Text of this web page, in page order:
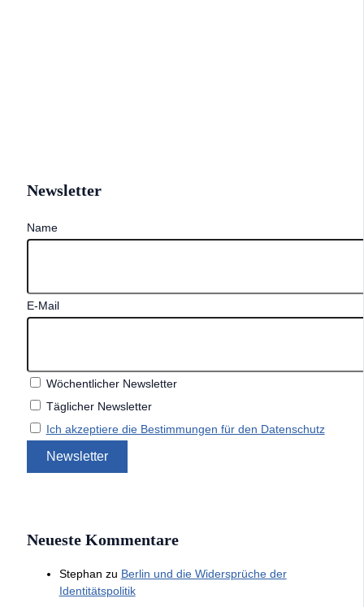
Newsletter
Name
E-Mail
Wöchentlicher Newsletter
Täglicher Newsletter
Ich akzeptiere die Bestimmungen für den Datenschutz
Neueste Kommentare
Stephan zu Berlin und die Widersprüche der
Identitätspolitik